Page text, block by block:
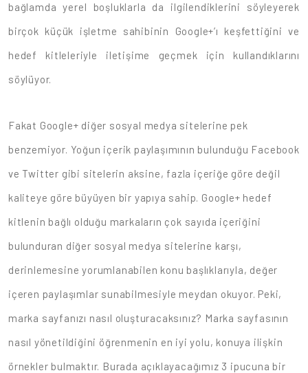
bağlamda yerel boşluklarla da ilgilendiklerini söyleyerek
birçok küçük işletme sahibinin Google+’ı keşfettiğini ve
hedef kitleleriyle iletişime geçmek için kullandıklarını
söylüyor.
Fakat Google+ diğer sosyal medya sitelerine pek
benzemiyor. Yoğun içerik paylaşımının bulunduğu Facebook
ve Twitter gibi sitelerin aksine, fazla içeriğe göre değil
kaliteye göre büyüyen bir yapıya sahip. Google+ hedef
kitlenin bağlı olduğu markaların çok sayıda içeriğini
bulunduran diğer sosyal medya sitelerine karşı,
derinlemesine yorumlanabilen konu başlıklarıyla, değer
içeren paylaşımlar sunabilmesiyle meydan okuyor. Peki,
marka sayfanızı nasıl oluşturacaksınız? Marka sayfasının
nasıl yönetildiğini öğrenmenin en iyi yolu, konuya ilişkin
örnekler bulmaktır. Burada açıklayacağımız 3 ipucuna bir